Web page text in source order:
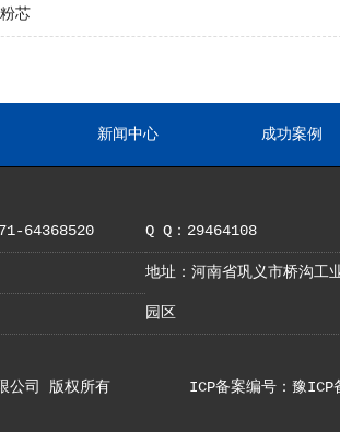
芯
新闻中心 成功案例
64368520 Q Q：29464108
地址：河南省巩义市桥沟工
园区
有限公司 版权所有 ICP备案编号：豫ICP